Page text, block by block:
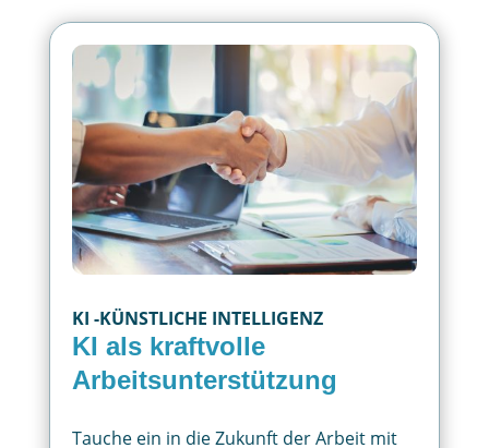
KI -KÜNSTLICHE INTELLIGENZ
KI als kraftvolle
Arbeitsunterstützung
Tauche ein in die Zukunft der Arbeit mit